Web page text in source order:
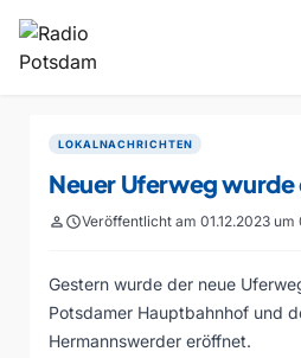
LOKALNACHRICHTEN
Neuer Uferweg
personscheduleVeröffentlicht am 01.12.2023 um
Gestern wurde der neue
Potsdamer Hauptbahnhof und
Hermannswerder eröffnet.